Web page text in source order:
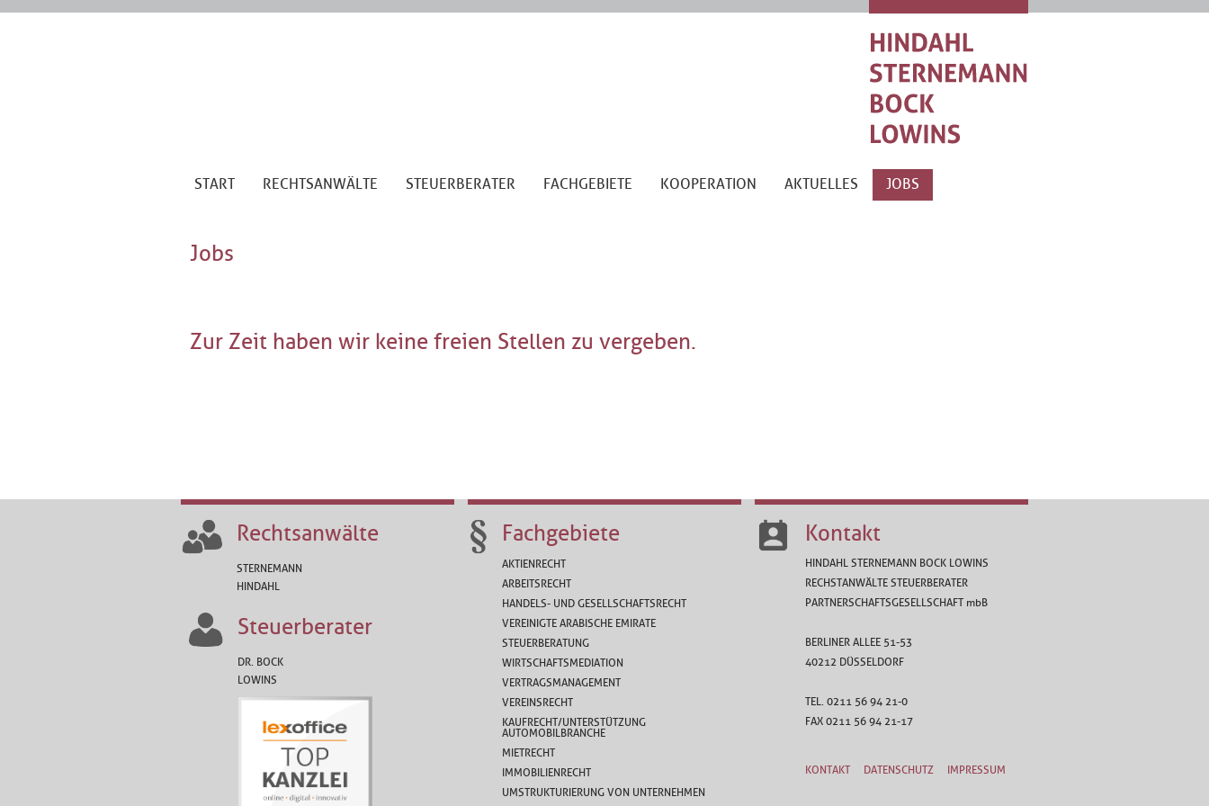
START RECHTSANWÄLTE STEUERBERATER FACHGEBIETE KOOPERATION AKTUELLES JOBS
Jobs
Zur Zeit haben wir keine freien Stellen zu vergeben.
Rechtsanwälte
STERNEMANN
HINDAHL
Steuerberater
DR. BOCK
LOWINS
Fachgebiete
AKTIENRECHT
ARBEITSRECHT
HANDELS- UND GESELLSCHAFTSRECHT
VEREINIGTE ARABISCHE EMIRATE
STEUERBERATUNG
WIRTSCHAFTSMEDIATION
VERTRAGSMANAGEMENT
VEREINSRECHT
KAUFRECHT/UNTERSTÜTZUNG
AUTOMOBILBRANCHE
MIETRECHT
IMMOBILIENRECHT
UMSTRUKTURIERUNG VON UNTERNEHMEN
Kontakt
HINDAHL STERNEMANN BOCK LOWINS
RECHSTANWÄLTE STEUERBERATER
PARTNERSCHAFTSGESELLSCHAFT mbB
BERLINER ALLEE 51-53
40212 DÜSSELDORF
TEL. 0211 56 94 21-0
FAX 0211 56 94 21-17
KONTAKT DATENSCHUTZ IMPRESSUM